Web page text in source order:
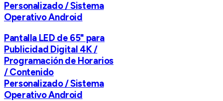
Personalizado / Sistema
Operativo Android
Pantalla LED de 65" para
Publicidad Digital 4K /
Programación de Horarios
/ Contenido
Personalizado / Sistema
Operativo Android